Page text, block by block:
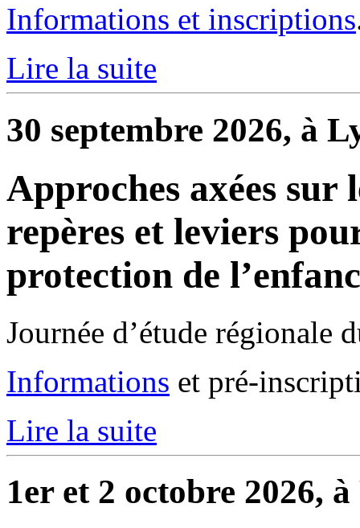
Informations et inscriptions
Lire la suite
30 septembre 2026, à
Approches axées
repères et leviers
protection de
Journée d’étude régionale
Informations et pré-
Lire la suite
1er et 2 octobre 2026,